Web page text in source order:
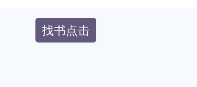
找书点击